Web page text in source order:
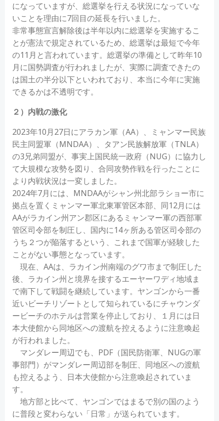
になっていますが、総選挙を行える状況になっていな
いことを理由に7回目の延長を行いました。
非常事態宣言解除後は半年以内に総選挙を実施するこ
とが憲法で規定されているため、総選挙は最短で今年
の11月と言われています。総選挙の準備として昨年10
月に国勢調査が行われましたが、実際に調査できたの
は国土の半分以下といわれており、本当に今年に実施
できるかは不透明です。
２）内戦の激化
2023年10月27日にアラカン軍（AA）、ミャンマー民族
民主同盟軍（MNDAA）、タアン民族解放軍（TNLA）
の3兄弟同盟が、事実上国民統一政府（NUG）に協力し
て大規模な攻勢を図り、合同攻勢作戦を行ったことに
より内戦状況は一変しました。
2024年7月には、MNDAAがシャン州北部ラショー市に
拠点を置くミャンマー軍北東軍管区本部、同12月には
AAがラカイン州アン郡区にあるミャンマー軍の西部軍
管区司令部を制圧し、国内に14ヶ所ある管区司令部の
うち２つが陥落するという、これまで国軍が経験した
ことがない事態となっています。
現在、AAは、ラカイン州南端のグワ市まで制圧した
後、ラカイン州と境界を接するエーヤーワディ地域ま
で南下して戦闘を継続しています。ヤンゴンから一番
近いビーチリゾートとして知られているにチャウンダ
ービーチのホテルは営業を停止しており、１月には日
本大使館から同地区への渡航を控えるように注意喚起
が行われました。
マンダレー周辺でも、PDF（国民防衛軍、NUGの軍
事部門）がマンダレー周辺部を制圧、同地区への渡航
も控えるよう、日本大使館から注意喚起されていま
す。
地方部と比べて、ヤンゴンではまるで別の国のよう
に普段と変わらない「日常」が送られています。